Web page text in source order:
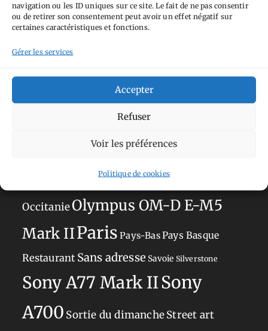
navigation ou les ID uniques sur ce site. Le fait de ne pas consentir
ou de retirer son consentement peut avoir un effet négatif sur
certaines caractéristiques et fonctions.
Gérer les services
Accepter
Refuser
Voir les préférences
Politique de cookies
Aimez-vous bordelAllemagne
Anti tourismeBarBelgique
Danemark
OccitanieOlympus OM-D E-M5
Mark IIParis Pays-BasPays Basque
Restaurant Sans adresse Savoie Silverstone
Sony A77 Mark IISony
A700 Sortie du dimancheStreet art